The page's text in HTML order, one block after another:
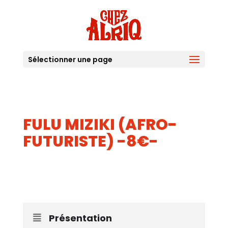
Sélectionner une page
FULU MIZIKI (AFRO-
FUTURISTE) -8€-
Présentation